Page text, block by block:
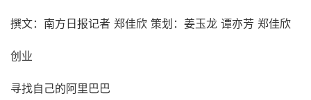
撰文：南方日报记者 郑佳欣 策划：姜玉龙 谭亦芳 郑佳欣
创业
寻找自己的阿里巴巴